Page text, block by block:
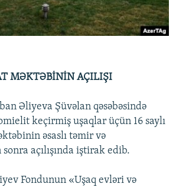
MƏKTƏBİNİN AÇILIŞI
Əliyeva Şüvəlan qəsəbəsində
keçirmiş uşaqlar üçün 16 saylı
əsaslı təmir və
açılışında iştirak edib.
Fondunun «Uşaq evləri və